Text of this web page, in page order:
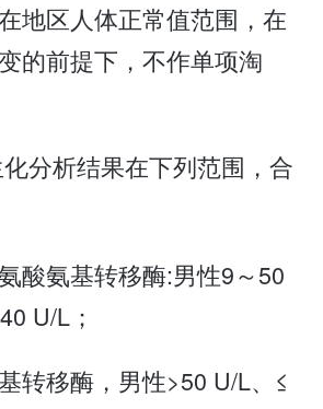
地区人体正常值范围，在
的前提下，不作单项淘
化分析结果在下列范围，合
酸氨基转移酶:男性9～50
U/L；
转移酶，男性>50 U/L、≤